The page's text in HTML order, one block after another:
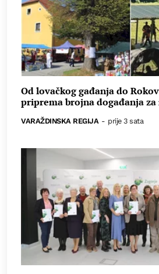
Od lovačkog gađanja do
priprema brojna događanja za
VARAŽDINSKA REGIJA - prije 3 sata